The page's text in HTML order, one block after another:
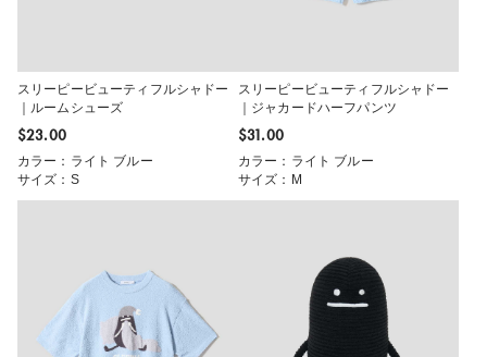
スリーピービューティフルシャドー
｜ルームシューズ
$‌23.00
カラー：ライト ブルー
サイズ：S
スリーピービューティフルシャドー
｜ジャカードハーフパンツ
$‌31.00
カラー：ライト ブルー
サイズ：M